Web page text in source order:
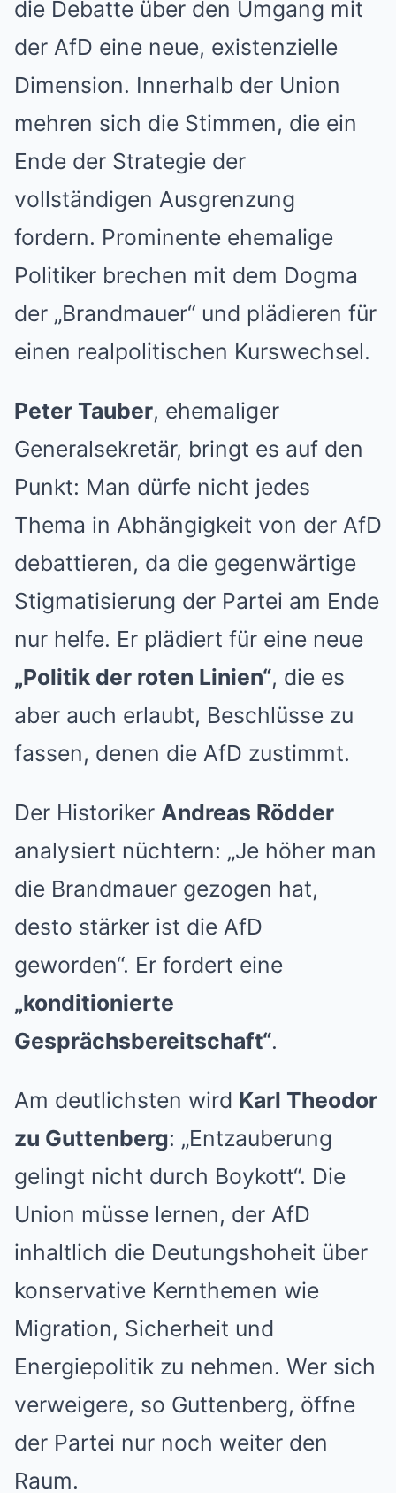
die Debatte über den Umgang mit
der AfD eine neue, existenzielle
Dimension. Innerhalb der Union
mehren sich die Stimmen, die ein
Ende der Strategie der
vollständigen Ausgrenzung
fordern. Prominente ehemalige
Politiker brechen mit dem Dogma
der „Brandmauer“ und plädieren für
einen realpolitischen Kurswechsel.
Peter Tauber, ehemaliger
Generalsekretär, bringt es auf den
Punkt: Man dürfe nicht jedes
Thema in Abhängigkeit von der AfD
debattieren, da die gegenwärtige
Stigmatisierung der Partei am Ende
nur helfe. Er plädiert für eine neue
„Politik der roten Linien“, die es
aber auch erlaubt, Beschlüsse zu
fassen, denen die AfD zustimmt.
Der Historiker Andreas Rödder
analysiert nüchtern: „Je höher man
die Brandmauer gezogen hat,
desto stärker ist die AfD
geworden“. Er fordert eine
„konditionierte
Gesprächsbereitschaft“.
Am deutlichsten wird Karl Theodor
zu Guttenberg: „Entzauberung
gelingt nicht durch Boykott“. Die
Union müsse lernen, der AfD
inhaltlich die Deutungshoheit über
konservative Kernthemen wie
Migration, Sicherheit und
Energiepolitik zu nehmen. Wer sich
verweigere, so Guttenberg, öffne
der Partei nur noch weiter den
Raum.